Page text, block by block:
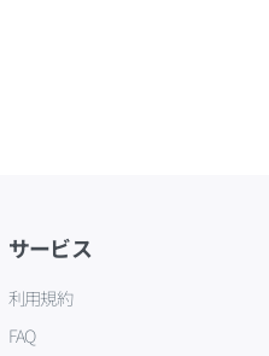
サービス
利用規約
FAQ